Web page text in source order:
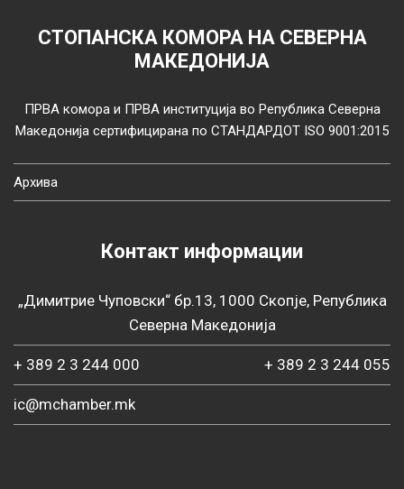
СТОПАНСКА КОМОРА НА СЕВЕРНА
МАКЕДОНИЈА
ПРВА комора и ПРВА институција во Република Северна
Македонија сертифицирана по СТАНДАРДОТ ISO 9001:2015
Архива
Контакт информации
„Димитрие Чуповски“ бр.13, 1000 Скопје, Република
Северна Македонија
+ 389 2 3 244 000 + 389 2 3 244 055
ic@mchamber.mk